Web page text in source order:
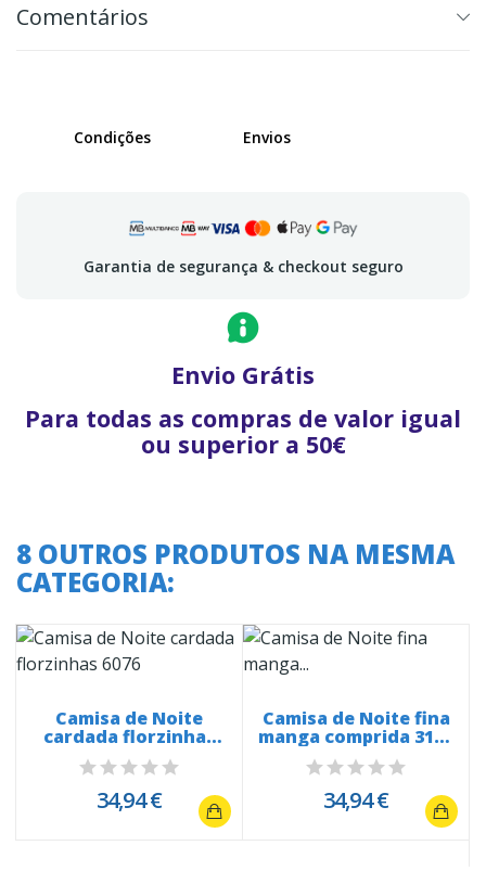
Comentários
Condições Envios
Garantia de segurança & checkout seguro
Envio Grátis
Para todas as compras de valor igual
ou superior a 50€
8 OUTROS PRODUTOS NA MESMA
CATEGORIA:
Camisa de Noite
cardada florzinhas
6076
34,94 €
Camisa de Noite fina
manga comprida 3106
renda...
34,94 €